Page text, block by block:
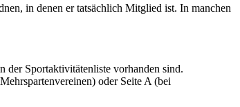
in denen er tatsächlich Mitglied ist. In manchen
der Sportaktivitätenliste vorhanden sind.
oder Seite A (bei